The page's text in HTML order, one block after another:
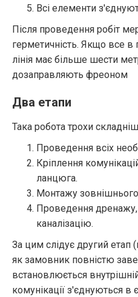
Всі елементи
Після проведення робіт
герметичність. Якщо все в
лінія має більше шести
дозаправляють фреоном
Два етапи
Така робота трохи
Проведення всіх
Кріплення
ланцюга.
Монтажу
Проведення дренажу,
каналізацію.
За цим слідує другий етап
як замовник повністю
встановлюється
комунікації з'єднуються в